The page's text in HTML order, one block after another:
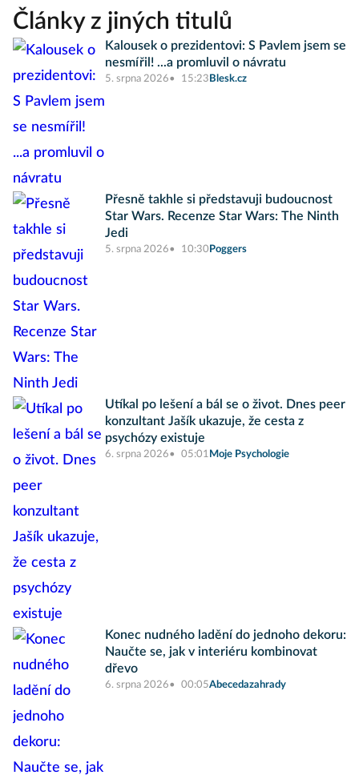
Články z jiných titulů
Kalousek o prezidentovi: S Pavlem jsem se
nesmířil! ...a promluvil o návratu
5. srpna 2026 15:23 Blesk.cz
Přesně takhle si představuji budoucnost
Star Wars. Recenze Star Wars: The Ninth
Jedi
5. srpna 2026 10:30 Poggers
Utíkal po lešení a bál se o život. Dnes peer
konzultant Jašík ukazuje, že cesta z
psychózy existuje
6. srpna 2026 05:01 Moje Psychologie
Konec nudného ladění do jednoho dekoru:
Naučte se, jak v interiéru kombinovat
dřevo
6. srpna 2026 00:05Abecedazahrady